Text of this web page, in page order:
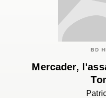
BD
Mercader,